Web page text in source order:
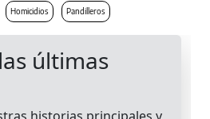
Homicidios Pandilleros